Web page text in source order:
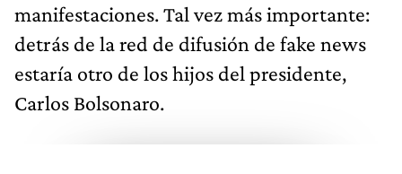
manifestaciones. Tal vez más importante:
detrás de la red de difusión de fake news
estaría otro de los hijos del presidente,
Carlos Bolsonaro.